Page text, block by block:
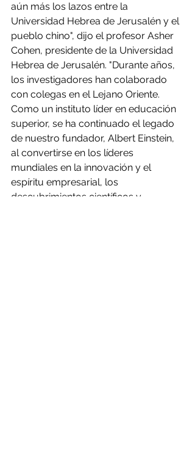
aún más los lazos entre la
Universidad Hebrea de Jerusalén y el
pueblo chino", dijo el profesor Asher
Cohen, presidente de la Universidad
Hebrea de Jerusalén. "Durante años,
los investigadores han colaborado
con colegas en el Lejano Oriente.
Como un instituto líder en educación
superior, se ha continuado el legado
de nuestro fundador, Albert Einstein,
al convertirse en los líderes
mundiales en la innovación y el
espíritu empresarial, los
descubrimientos científicos y